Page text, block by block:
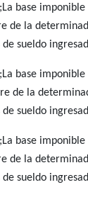
base
de la
sueldo
base
de la
sueldo
base
de la
sueldo